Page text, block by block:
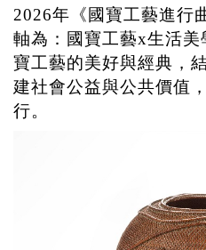
2026年《國寶工藝進行
軸為：國寶工藝x生活美
寶工藝的美好與經典，
建社會公益與公共價值
行。